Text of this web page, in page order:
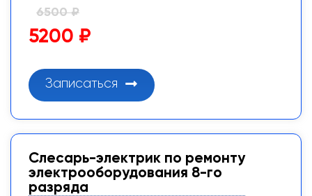
6500 ₽
5200 ₽
Записаться
Слесарь-электрик по ремонту
электрооборудования 8-го
разряда